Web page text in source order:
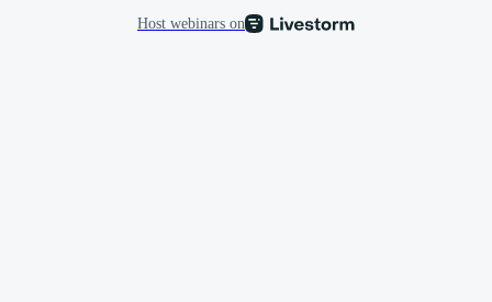
Host webinars on